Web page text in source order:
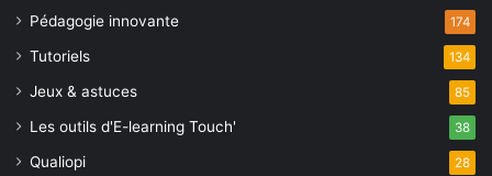
Pédagogie innovante 174
Tutoriels 134
Jeux & astuces 85
Les outils d'E-learning Touch' 38
Qualiopi 28